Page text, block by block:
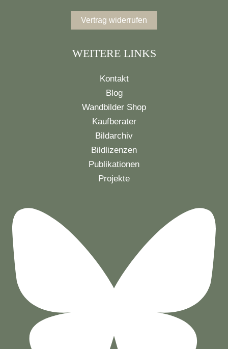
Vertrag widerrufen
WEITERE LINKS
Kontakt
Blog
Wandbilder Shop
Kaufberater
Bildarchiv
Bildlizenzen
Publikationen
Projekte